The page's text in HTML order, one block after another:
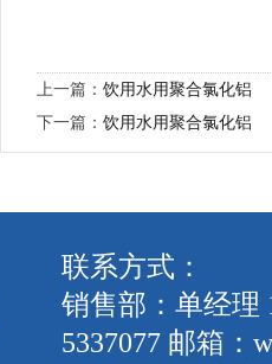
上一篇： 饮用水用聚合氯化铝
下一篇： 饮用水用聚合氯化铝
联系方式：
销售部：单经理
5337077 邮箱：